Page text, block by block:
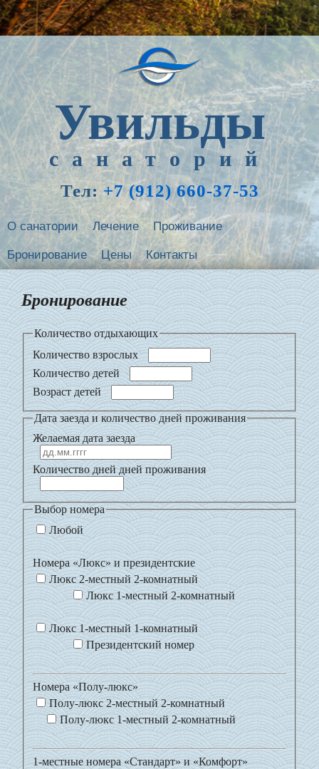
Увильды
санаторий
Тел:+7 (912) 660-37-53
О санатории Лечение Проживание
Бронирование Цены Контакты
Бронирование
Количество отдыхающих
Количество взрослых
Количество детей
Возраст детей
Дата заезда и количество дней проживания
Желаемая дата заезда
Количество дней дней проживания
Выбор номера
Любой
Номера «Люкс» и президентские
Люкс 2-местный 2-комнатный
Люкс 1-местный 2-комнатный
Люкс 1-местный 1-комнатный
Президентский номер
Номера «Полу-люкс»
Полу-люкс 2-местный 2-комнатный
Полу-люкс 1-местный 2-комнатный
1-местные номера «Стандарт» и «Комфорт»